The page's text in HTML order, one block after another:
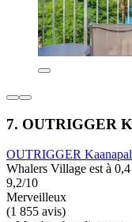
7. OUTRIGGER
OUTRIGGER
Whalers Village est à
9,2/10
Merveilleux
(1 855 avis)